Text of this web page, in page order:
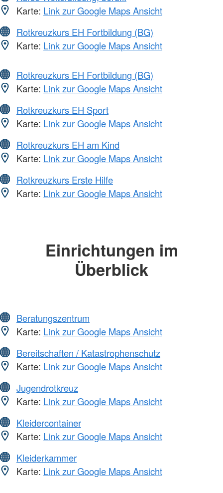
Karte: Link zur Google Maps Ansicht
Rotkreuzkurs EH Fortbildung (BG)
Karte: Link zur Google Maps Ansicht
Rotkreuzkurs EH Fortbildung (BG)
Karte: Link zur Google Maps Ansicht
Rotkreuzkurs EH Sport
Karte: Link zur Google Maps Ansicht
Rotkreuzkurs EH am Kind
Karte: Link zur Google Maps Ansicht
Rotkreuzkurs Erste Hilfe
Karte: Link zur Google Maps Ansicht
Einrichtungen im
Überblick
Beratungszentrum
Karte: Link zur Google Maps Ansicht
Bereitschaften / Katastrophenschutz
Karte: Link zur Google Maps Ansicht
Jugendrotkreuz
Karte: Link zur Google Maps Ansicht
Kleidercontainer
Karte: Link zur Google Maps Ansicht
Kleiderkammer
Karte: Link zur Google Maps Ansicht